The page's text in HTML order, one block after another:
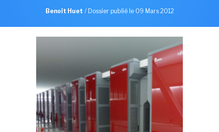
Benoît Huet / Dossier publié le 09 Mars 2012